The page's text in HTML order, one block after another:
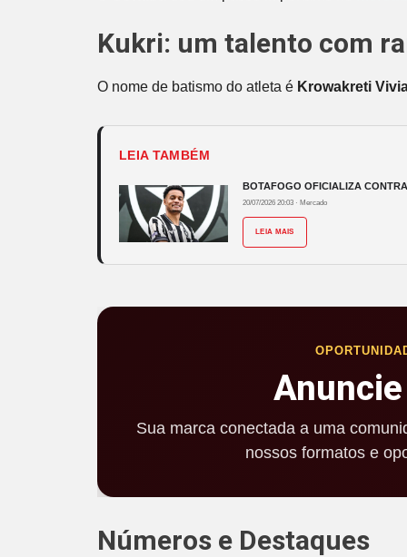
Kukri: um talento com
O nome de batismo do atleta é Krowakreti
LEIA TAMBÉM
BOTAFOGO OFICIALIZA
20/07/2026 20:03 · Mercado
LEIA MAIS
Sua marca conectada a uma
nossos formatos e
Números e Destaques